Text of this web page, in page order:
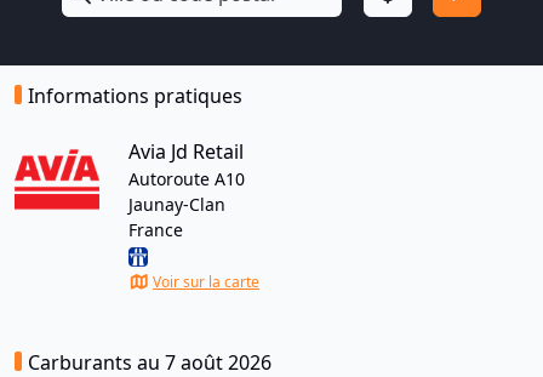
Informations pratiques
Avia Jd Retail
Autoroute A10
Jaunay-Clan
France
Voir sur la carte
Carburants au 7 août 2026